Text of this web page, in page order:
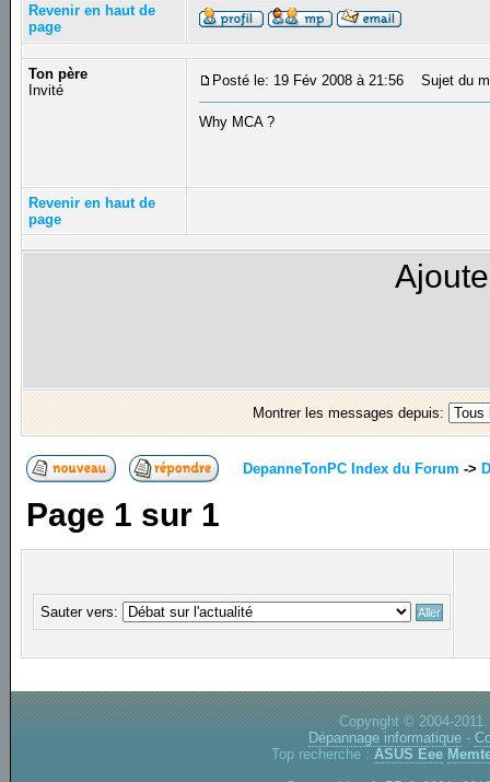
Revenir en haut de
page
Ton père
Invité
Posté le: 19 Fév 2008 à 21:56 Sujet du
Why MCA ?
Revenir en haut de
page
Montrer les messages depuis:
DepanneTonPC Index du Forum ->
Page 1 sur 1
Sauter vers:
Copyright © 2004-
Dépannage informatique -
Top recherche : ASUS Eee